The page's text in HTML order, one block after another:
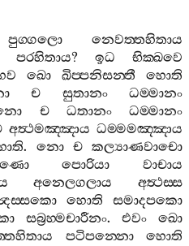
පුග‍්ගලො
නෙවත‍්තහිතාය
පරහිතාය? ඉධ
භික‍්ඛවෙ
ඛො ඛිප‍්පනිසන‍්තී
හොති
ච සුතානං
ධම‍්මානං
ච ධතානං
ධම‍්මානං
අත්‍ථමඤ‍්ඤාය ධම‍්මමඤ‍්ඤාය
. නො ච කල්‍යාණවාචො
පොරියා
වාචාය
අනෙලගලාය
අත්‍ථස‍්ස
හොති
සමාදපකො
සබ්‍රහ‍්මචාරීනං. එවං
ඛො
පටිපන‍්නො
හොති